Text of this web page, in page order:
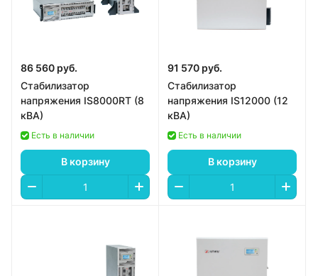
86 560 руб.
Стабилизатор
напряжения IS8000RT (8
кВА)
Есть в наличии
В корзину
91 570 руб.
Стабилизатор
напряжения IS12000 (12
кВА)
Есть в наличии
В корзину